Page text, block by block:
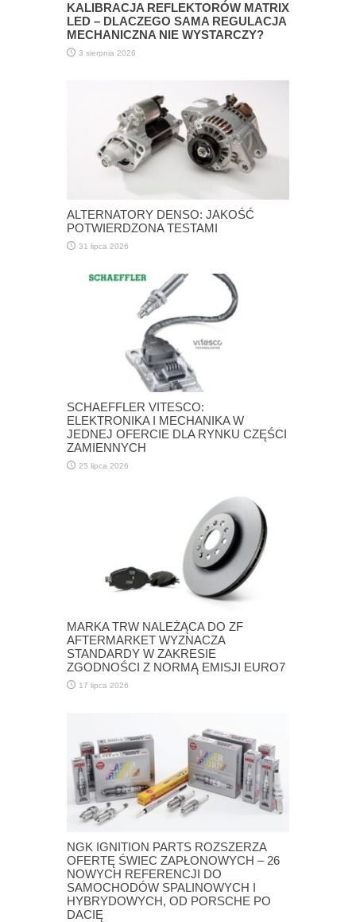
KALIBRACJA REFLEKTORÓW MATRIX
LED – DLACZEGO SAMA REGULACJA
MECHANICZNA NIE WYSTARCZY?
3 sierpnia 2026
ALTERNATORY DENSO: JAKOŚĆ
POTWIERDZONA TESTAMI
31 lipca 2026
SCHAEFFLER VITESCO:
ELEKTRONIKA I MECHANIKA W
JEDNEJ OFERCIE DLA RYNKU CZĘŚCI
ZAMIENNYCH
25 lipca 2026
MARKA TRW NALEŻĄCA DO ZF
AFTERMARKET WYZNACZA
STANDARDY W ZAKRESIE
ZGODNOŚCI Z NORMĄ EMISJI EURO7
17 lipca 2026
NGK IGNITION PARTS ROZSZERZA
OFERTĘ ŚWIEC ZAPŁONOWYCH – 26
NOWYCH REFERENCJI DO
SAMOCHODÓW SPALINOWYCH I
HYBRYDOWYCH, OD PORSCHE PO
DACIĘ